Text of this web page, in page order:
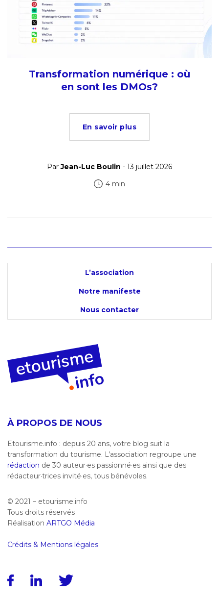
Transformation numérique : où
en sont les DMOs?
En savoir plus
ParJean-Luc Boulin - 13 juillet 2026
4 min
L’association
Notre manifeste
Nous contacter
À PROPOS DE NOUS
Etourisme.info : depuis 20 ans, votre blog suit la
transformation du tourisme. L’association regroupe une
rédaction de 30 auteur·es passionné·es ainsi que des
rédacteur·trices invité·es, tous bénévoles.
© 2021 – etourisme.info
Tous droits réservés
Réalisation ARTGO Média
Crédits & Mentions légales